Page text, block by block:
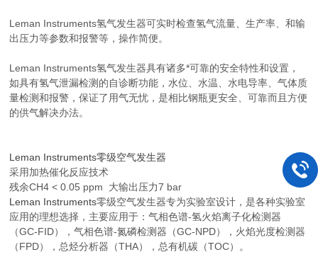
Leman Instruments氢气发生器可实时检查氢气流量、生产率、和输
出压力等参数和报警等，操作简便。
Leman Instruments氢气发生器具有诸多*可靠的安全特性和设置，
如具有氢气泄漏检测的自诊断功能，水位、水温、水电导率、气体质
量检测和报警，保证了用气无忧，是相比钢瓶更安全、可靠而且方便
的供气解决办法。
Leman Instruments零级空气发生器
采用加热催化反应技术
残余CH4 < 0.05 ppm 大输出压力7 bar
Leman Instruments零级空气发生器专为实验室设计，是各种实验室
应用的理想选择，主要应用于：气相色谱-氢火焰离子化检测器
（GC-FID），气相色谱-氮磷检测器（GC-NPD），火焰光度检测器
（FPD），总烃分析器（THA），总有机碳（TOC）。